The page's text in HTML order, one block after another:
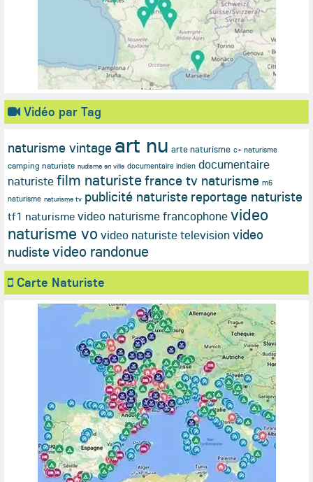
Vidéo par Tag
naturisme vintage art nu arte naturisme c+ naturisme
camping naturiste nudisme en ville documentaire indien documentaire
naturistefilm naturistefrance tv naturisme m6
naturisme naturisme tv publicité naturiste reportage naturiste
tf1 naturisme video naturisme francophonevideo
naturisme vo video naturiste televisionvideo
nudistevideo randonue
Carte Naturiste